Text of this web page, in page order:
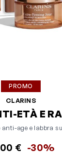
PROMO
CLARINS
ETÀ E
age e labbra
€ -30%